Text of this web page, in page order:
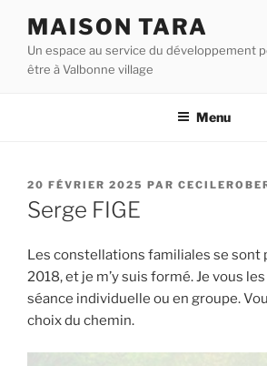
contenu
principal
MAISON TARA
Un espace au service du développement
être à Valbonne village
Menu
PUBLIÉ
LE
20 FÉVRIER 2025 PAR
Serge FIGE
Les constellations familiales se sont
2018, et je m’y suis formé. Je vous
séance individuelle ou en groupe.
choix du chemin.